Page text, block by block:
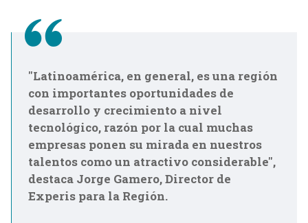
"Latinoamérica, en general, es una región
con importantes oportunidades de
desarrollo y crecimiento a nivel
tecnológico, razón por la cual muchas
empresas ponen su mirada en nuestros
talentos como un atractivo considerable",
destaca Jorge Gamero, Director de
Experis para la Región.